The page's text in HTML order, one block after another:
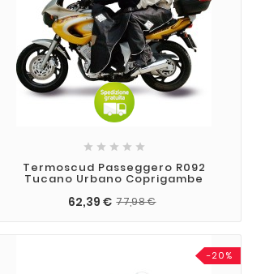
    
Termoscud Passeggero R092
Tucano Urbano Coprigambe
62,39 € 77,98 €
-20%